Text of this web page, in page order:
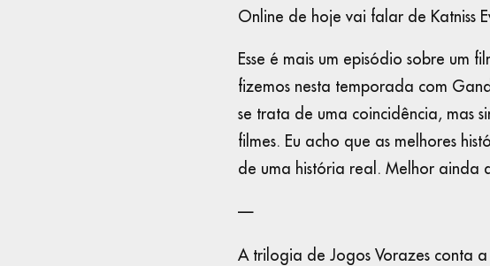
Online de hoje vai falar de Katniss
Esse é mais um episódio sobre
fizemos nesta temporada com
se trata de uma coincidência, mas
filmes. Eu acho que as melhores
de uma história real. Melhor ainda
—
A trilogia de Jogos Vorazes conta a